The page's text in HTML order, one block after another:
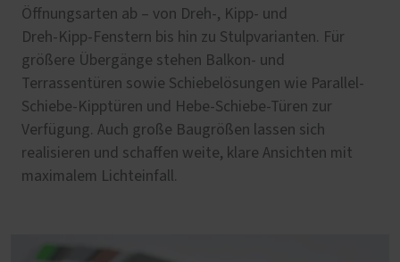
Öffnungsarten ab – von Dreh‑, Kipp‑ und
Dreh‑Kipp‑Fenstern bis hin zu Stulpvarianten. Für
größere Übergänge stehen Balkon‑ und
Terrassentüren sowie Schiebelösungen wie Parallel-
Schiebe-Kipptüren und Hebe-Schiebe-Türen zur
Verfügung. Auch große Baugrößen lassen sich
realisieren und schaffen weite, klare Ansichten mit
maximalem Lichteinfall.